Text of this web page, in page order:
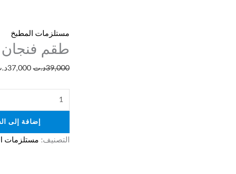
مستلزمات المطبخ
طقم
39,000د.ت 37,000
إضافة إلى
التصنيف: مستلزمات